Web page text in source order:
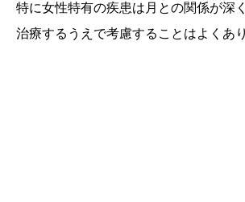
特に女性特有の疾患は月との関係が深く
治療するうえで考慮することはよくあ